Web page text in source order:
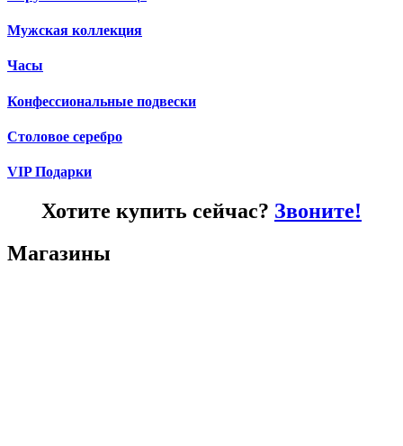
Мужская коллекция
Часы
Конфессиональные подвески
Столовое серебро
VIP Подарки
Хотите купить сейчас? Звоните!
Магазины